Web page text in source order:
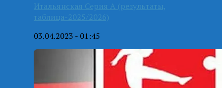
Итальянская Серия А (результаты,
таблица-2025/2026)
03.04.2023 - 01:45